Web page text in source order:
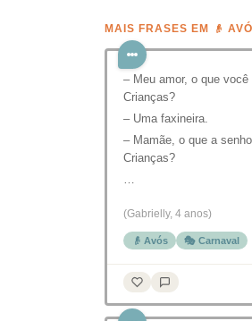
MAIS FRASES EM 👴
– Meu amor, o que
Crianças?
– Uma faxineira.
– Mamãe, o que a
Crianças?
…
(Gabrielly, 4 anos)
👴 Avós 🎭 Carnaval